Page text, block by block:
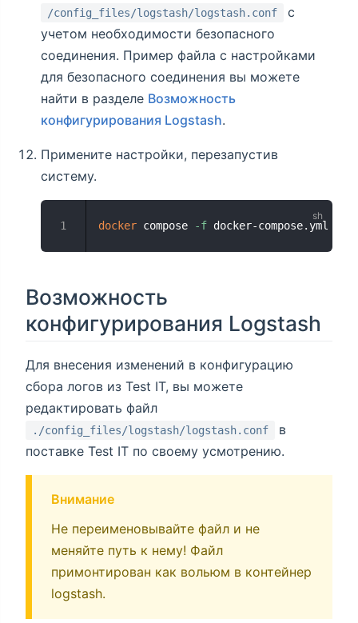
/config_files/logstash/logstash.conf
с
учетом необходимости безопасного
соединения. Пример файла с настройками
для безопасного соединения вы можете
найти в разделе Возможность
конфигурирования Logstash.
Примените настройки, перезапустив
систему.
docker compose -f docker-compose.yml
Возможность
конфигурирования Logstash
Для внесения изменений в конфигурацию
сбора логов из Test IT, вы можете
редактировать файл
./config_files/logstash/logstash.conf
в
поставке Test IT по своему усмотрению.
Внимание
Не переименовывайте файл и не
меняйте путь к нему! Файл
примонтирован как вольюм в контейнер
logstash.